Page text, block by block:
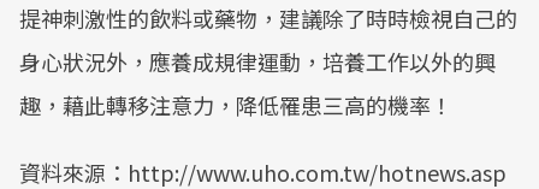
提神刺激性的飲料或藥物，建議除了時時檢視自己的
身心狀況外，應養成規律運動，培養工作以外的興
趣，藉此轉移注意力，降低罹患三高的機率！
資料來源：http://www.uho.com.tw/hotnews.asp